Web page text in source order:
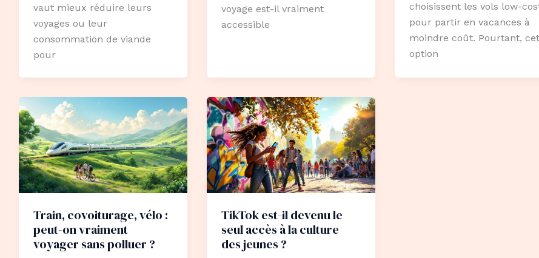
vaut mieux réduire leurs
voyages ou leur
consommation de viande
pour
voyage est-il vraiment
accessible
choisissent les vols low-
pour partir en vacances à
moindre coût. Pourtant,
option
Train, covoiturage, vélo :
peut-on vraiment
voyager sans polluer ?
TikTok est-il devenu le
seul accès à la culture
des jeunes ?